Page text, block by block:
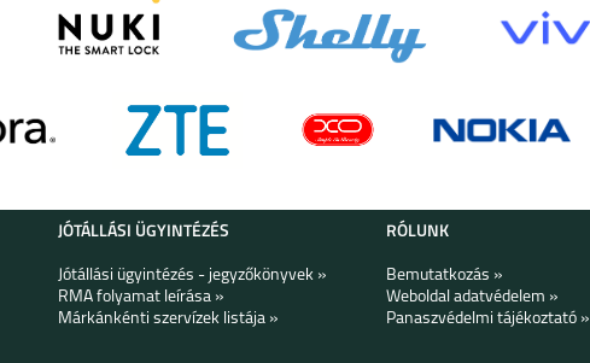
JÓTÁLLÁSI ÜGYINTÉZÉS
Jótállási ügyintézés - jegyzőkönyvek »
RMA folyamat leírása »
Márkánkénti szervízek listája »
RÓLUNK
Bemutatkozás »
Weboldal adatvédelem »
Panaszvédelmi tájékoztató »